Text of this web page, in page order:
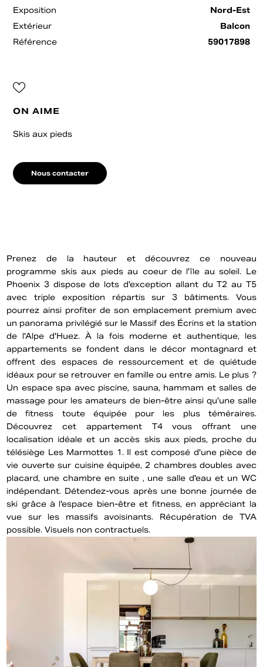
Exposition
Nord-Est
Extérieur
Balcon
Référence
59017898
ON AIME
Skis aux pieds
Nous contacter
Prenez de la hauteur et découvrez ce nouveau
programme skis aux pieds au coeur de l'île au soleil. Le
Phoenix 3 dispose de lots d'exception allant du T2 au T5
avec triple exposition répartis sur 3 bâtiments. Vous
pourrez ainsi profiter de son emplacement premium avec
un panorama privilégié sur le Massif des Écrins et la station
de l'Alpe d'Huez. À la fois moderne et authentique, les
appartements se fondent dans le décor montagnard et
offrent des espaces de ressourcement et de quiétude
idéaux pour se retrouver en famille ou entre amis. Le plus ?
Un espace spa avec piscine, sauna, hammam et salles de
massage pour les amateurs de bien-être ainsi qu'une salle
de fitness toute équipée pour les plus téméraires.
Découvrez cet appartement T4 vous offrant une
localisation idéale et un accès skis aux pieds, proche du
télésiège Les Marmottes 1. Il est composé d'une pièce de
vie ouverte sur cuisine équipée, 2 chambres doubles avec
placard, une chambre en suite , une salle d'eau et un WC
indépendant. Détendez-vous après une bonne journée de
ski grâce à l'espace bien-être et fitness, en appréciant la
vue sur les massifs avoisinants. Récupération de TVA
possible. Visuels non contractuels.